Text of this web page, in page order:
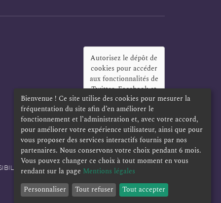
Autorisez le dépôt de
cookies pour accéder
aux fonctionnalités de
Twitter, Facebook et
LinkedIn?
Oui
Toujours
POLITIQUE DE CONFIDENTIALITÉ
Bienvenue ! Ce site utilise des cookies pour mesurer la
fréquentation du site afin d’en améliorer le
fonctionnement et l’administration et, avec votre accord,
pour améliorer votre expérience utilisateur, ainsi que pour
vous proposer des services interactifs fournis par nos
partenaires. Nous conservons votre choix pendant 6 mois.
Vous pouvez changer ce choix à tout moment en vous
rendant sur la page Mentions légales
Personnaliser
Tout refuser Tout accepter